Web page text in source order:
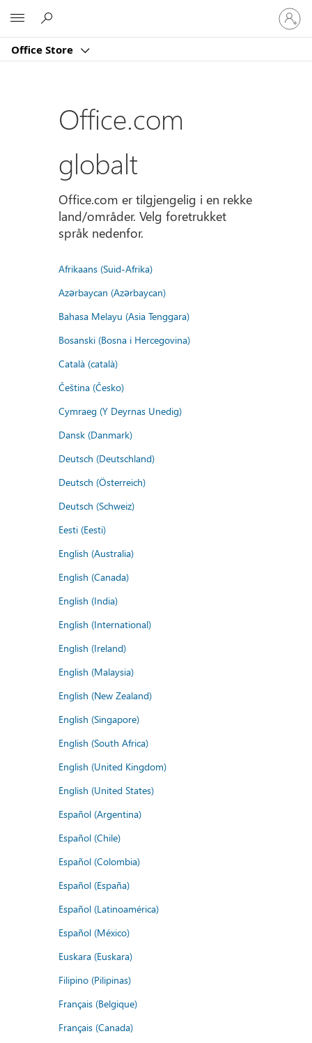
Office Store
Logg
på
kontoen
Office.com
globalt
Office.com er tilgjengelig i en rekke
land/områder. Velg foretrukket
språk nedenfor.
Afrikaans (Suid-Afrika)
Azərbaycan (Azərbaycan)
Bahasa Melayu (Asia Tenggara)
Bosanski (Bosna i Hercegovina)
Català (català)
Čeština (Česko)
Cymraeg (Y Deyrnas Unedig)
Dansk (Danmark)
Deutsch (Deutschland)
Deutsch (Österreich)
Deutsch (Schweiz)
Eesti (Eesti)
English (Australia)
English (Canada)
English (India)
English (International)
English (Ireland)
English (Malaysia)
English (New Zealand)
English (Singapore)
English (South Africa)
English (United Kingdom)
English (United States)
Español (Argentina)
Español (Chile)
Español (Colombia)
Español (España)
Español (Latinoamérica)
Español (México)
Euskara (Euskara)
Filipino (Pilipinas)
Français (Belgique)
Français (Canada)